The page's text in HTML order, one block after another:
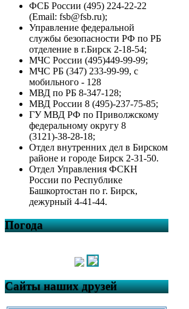
ФСБ России (495) 224-22-22
(Email: fsb@fsb.ru);
Управление федеральной
службы безопасности РФ по РБ
отделение в г.Бирск 2-18-54;
МЧС России (495)449-99-99;
МЧС РБ (347) 233-99-99, с
мобильного - 128
МВД по РБ 8-347-128;
МВД России 8 (495)-237-75-85;
ГУ МВД РФ по Приволжскому
федеральному округу 8
(3121)-38-28-18;
Отдел внутренних дел в Бирском
районе и городе Бирск 2-31-50.
Отдел Управления ФСКН
России по Республике
Башкортостан по г. Бирск,
дежурный 4-41-44.
Погода
Сайты наших друзей